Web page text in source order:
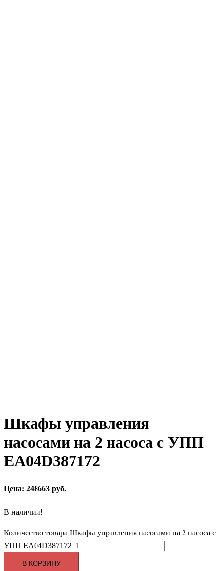
Шкафы управления
насосами на 2 насоса с УПП
EA04D387172
Цена: 248663 руб.
В наличии!
Количество товара Шкафы управления насосами на 2 насоса с
УПП EA04D387172
В КОРЗИНУ